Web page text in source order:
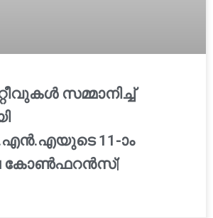
സമ്മാനിച്ച്
11-ാം
കോണ്‍ഫറന്‍സ്|